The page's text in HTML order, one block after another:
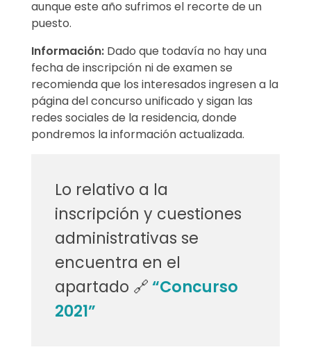
aunque este año sufrimos el recorte de un
puesto.
Información: Dado que todavía no hay una
fecha de inscripción ni de examen se
recomienda que los interesados ingresen a la
página del concurso unificado y sigan las
redes sociales de la residencia, donde
pondremos la información actualizada.
Lo relativo a la
inscripción y cuestiones
administrativas se
encuentra en el
apartado 🔗“Concurso
2021”